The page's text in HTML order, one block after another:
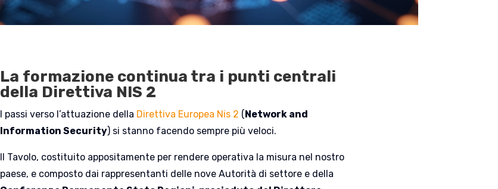
La formazione continua tra i punti centrali
della Direttiva NIS 2
I passi verso l’attuazione della Direttiva Europea Nis 2 ( Network and
Information Security) si stanno facendo sempre più veloci.
Il Tavolo, costituito appositamente per rendere operativa la misura nel nostro
paese, e composto dai rappresentanti delle nove Autorità di settore e della